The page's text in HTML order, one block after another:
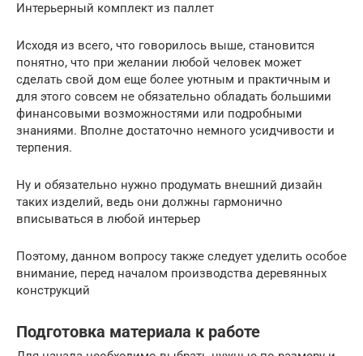
Интерьерный комплект из паллет
Исходя из всего, что говорилось выше, становится
понятно, что при желании любой человек может
сделать свой дом еще более уютным и практичным и
для этого совсем не обязательно обладать большими
финансовыми возможностями или подробными
знаниями. Вполне достаточно немного усидчивости и
терпения.
Ну и обязательно нужно продумать внешний дизайн
таких изделий, ведь они должны гармонично
вписываться в любой интерьер
Поэтому, данном вопросу также следует уделить особое
внимание, перед началом производства деревянных
конструкций
Подготовка материала к работе